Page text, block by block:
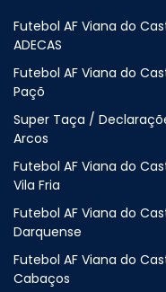
Futebol AF Viana do
ADECAS
Futebol AF Viana do
Paçõ
Super Taça /
Arcos
Futebol AF Viana do
Vila Fria
Futebol AF Viana do
Darquense
Futebol AF Viana do
Cabaços